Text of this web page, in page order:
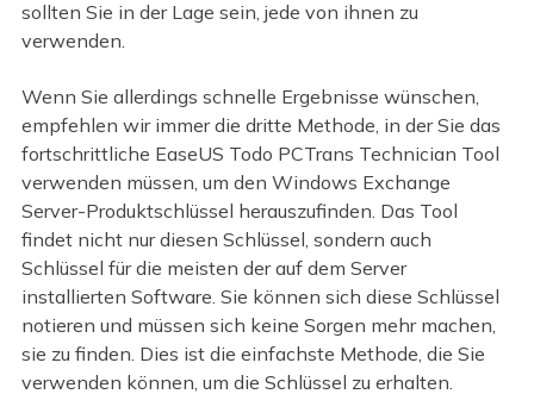
sollten Sie in der Lage sein, jede von ihnen zu
verwenden.
Wenn Sie allerdings schnelle Ergebnisse wünschen,
empfehlen wir immer die dritte Methode, in der Sie das
fortschrittliche EaseUS Todo PCTrans Technician Tool
verwenden müssen, um den Windows Exchange
Server-Produktschlüssel herauszufinden. Das Tool
findet nicht nur diesen Schlüssel, sondern auch
Schlüssel für die meisten der auf dem Server
installierten Software. Sie können sich diese Schlüssel
notieren und müssen sich keine Sorgen mehr machen,
sie zu finden. Dies ist die einfachste Methode, die Sie
verwenden können, um die Schlüssel zu erhalten.